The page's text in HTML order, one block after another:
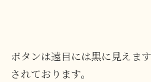
ボタンは遠目には黒に見えま
されております。